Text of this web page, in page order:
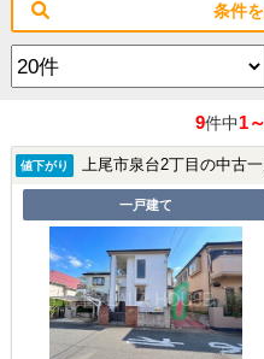
条件
9件中1
値下がり 上尾市泉台2丁目の中古
一戸建て